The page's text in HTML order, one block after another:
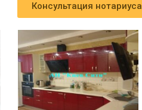
Консультация нотариуса